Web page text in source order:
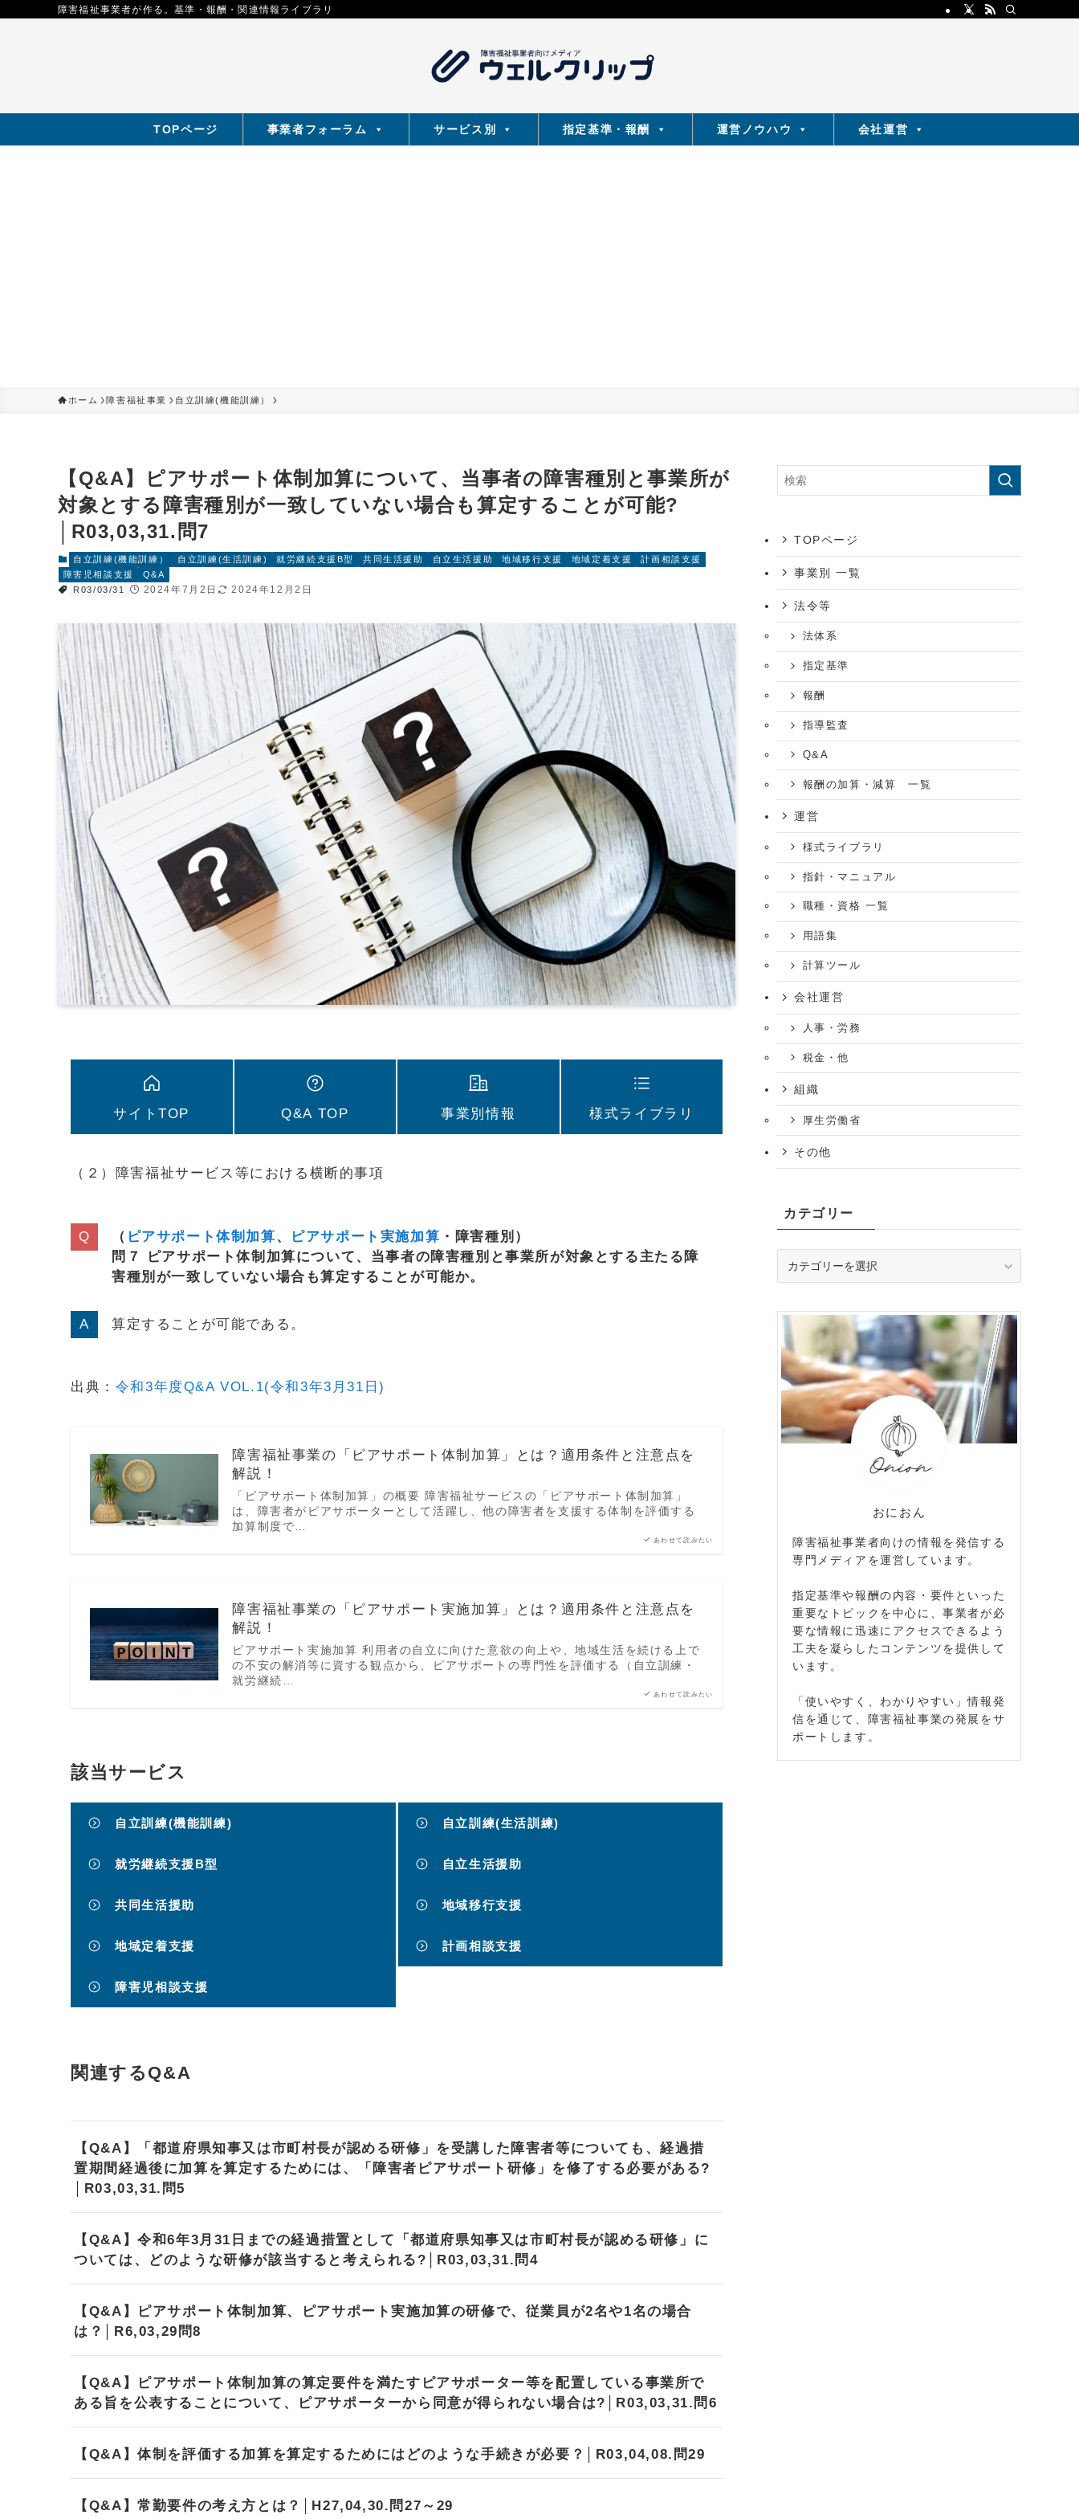
障害福祉事業者が作る。基準・報酬・関連情報ライブラリ
TOPページ 事業者フォーラム サービス別 指定基準・報酬 運営ノウハウ 会社運営
ホーム 障害福祉事業 自立訓練(機能訓練）
【Q&A】ピアサポート体制加算について、当事者の障害種別と事業所が
対象とする障害種別が一致していない場合も算定することが可能?
│R03,03,31.問7
自立訓練(機能訓練） 自立訓練(生活訓練) 就労継続支援B型 共同生活援助 自立生活援助 地域移行支援 地域定着支援
計画相談支援
障害児相談支援
Q&A
R03/03/31
2024年7月2日 2024年12月2日
サイトTOP Q&A TOP 事業別情報 様式ライブラリ
（２）障害福祉サービス等における横断的事項
（ ピアサポート体制加算、 ピアサポート実施加算 ・障害種別）
問７ ピアサポート体制加算について、当事者の障害種別と事業所が対象とする主たる障
害種別が一致していない場合も算定することが可能か。
算定することが可能である。
出典： 令和3年度Q&A VOL.1(令和3年3月31日)
あわせて読みたい
障害福祉事業の「ピアサポート体制加算」とは？適用条件と注意点を
解説！
「ピアサポート体制加算」の概要 障害福祉サービスの「ピアサポート体制加算」
は、障害者がピアサポーターとして活躍し、他の障害者を支援する体制を評価する
加算制度で…
あわせて読みたい
障害福祉事業の「ピアサポート実施加算」とは？適用条件と注意点を
解説！
ピアサポート実施加算 利用者の自立に向けた意欲の向上や、地域生活を続ける上で
の不安の解消等に資する観点から、ピアサポートの専門性を評価する（自立訓練・
就労継続…
該当サービス
自立訓練(機能訓練) 自立訓練(生活訓練)
就労継続支援B型 自立生活援助
共同生活援助 地域移行支援
地域定着支援 計画相談支援
障害児相談支援
関連するQ&A
【Q&A】「都道府県知事又は市町村長が認める研修」を受講した障害者等についても、経過措
置期間経過後に加算を算定するためには、「障害者ピアサポート研修」を修了する必要がある?
│R03,03,31.問5
【Q&A】令和6年3月31日までの経過措置として「都道府県知事又は市町村長が認める研修」に
ついては、どのような研修が該当すると考えられる?│R03,03,31.問4
【Q&A】ピアサポート体制加算、ピアサポート実施加算の研修で、従業員が2名や1名の場合
は？│R6,03,29問8
【Q&A】ピアサポート体制加算の算定要件を満たすピアサポーター等を配置している事業所で
ある旨を公表することについて、ピアサポーターから同意が得られない場合は?│R03,03,31.問6
【Q&A】体制を評価する加算を算定するためにはどのような手続きが必要？│R03,04,08.問29
【Q&A】常勤要件の考え方とは？│H27,04,30.問27～29
TOPページ
事業別 一覧
法令等
法体系
指定基準
報酬
指導監査
Q&A
報酬の加算・減算 一覧
運営
様式ライブラリ
指針・マニュアル
職種・資格 一覧
用語集
計算ツール
会社運営
人事・労務
税金・他
組織
厚生労働省
その他
カテゴリー
テ
リ
おにおん
障害福祉事業者向けの情報を発信する
専門メディアを運営しています。
指定基準や報酬の内容・要件といった
重要なトピックを中心に、事業者が必
要な情報に迅速にアクセスできるよう
工夫を凝らしたコンテンツを提供して
います。
「使いやすく、わかりやすい」情報発
信を通じて、障害福祉事業の発展をサ
ポートします。